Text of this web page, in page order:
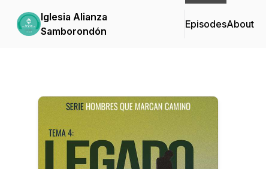
Iglesia Alianza
Samborondón
EpisodesAbout